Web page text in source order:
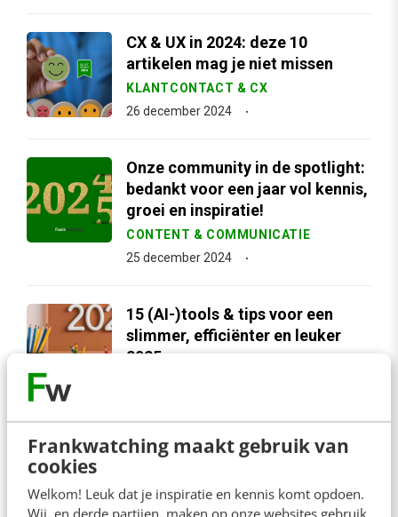
Frankwatching maakt gebruik van
cookies
Welkom! Leuk dat je inspiratie en kennis komt opdoen.
Wij, en derde partijen, maken op onze websites gebruik
CX & UX in 2024: deze 10
artikelen mag je niet missen
KLANTCONTACT & CX
26 december 2024
Onze community in de spotlight:
bedankt voor een jaar vol kennis,
groei en inspiratie!
CONTENT & COMMUNICATIE
25 december 2024
15 (AI-)tools & tips voor een
slimmer, efficiënter en leuker
2025
De beste kerstcommercials van
HEMA & meer